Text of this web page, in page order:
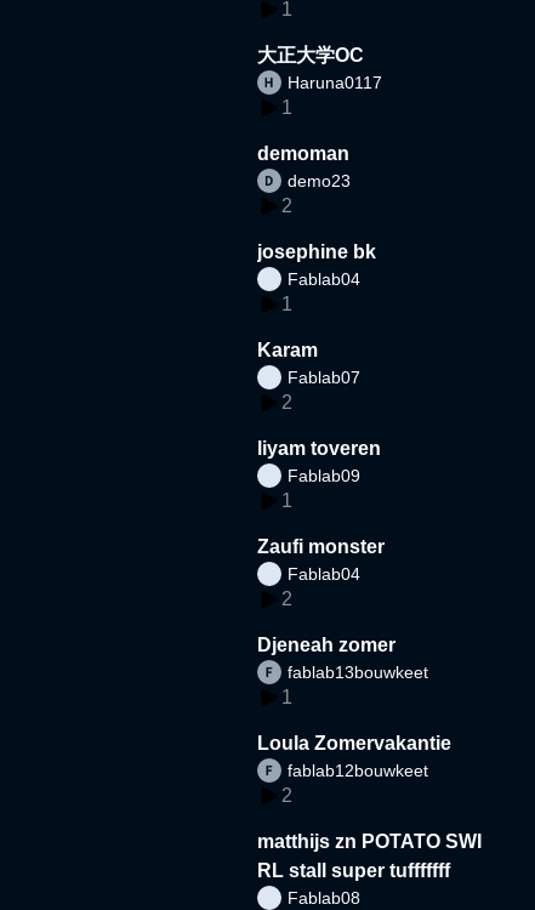
1
大正大学OC
Haruna0117
1
demoman
demo23
2
josephine bk
Fablab04
1
Karam
Fablab07
2
liyam toveren
Fablab09
1
Zaufi monster
Fablab04
2
Djeneah zomer
fablab13bouwkeet
1
Loula Zomervakantie
fablab12bouwkeet
2
matthijs zn POTATO SWI
RL stall super tufffffff
Fablab08